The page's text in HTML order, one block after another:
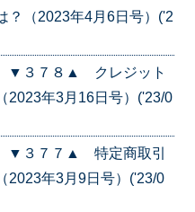
？（2023年4月6日号）('2
】▼３７８▲ クレジット
2023年3月16日号）('23/0
】▼３７７▲ 特定商取引
2023年3月9日号）('23/0